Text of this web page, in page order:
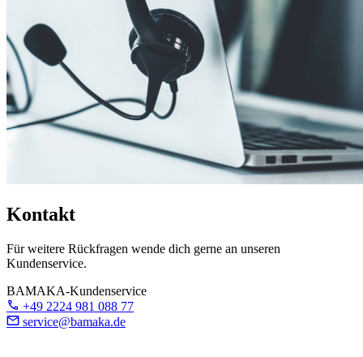
Kontakt
Für weitere Rückfragen wende dich gerne an unseren
Kundenservice.
BAMAKA-Kundenservice
+49 2224 981 088 77
service@bamaka.de